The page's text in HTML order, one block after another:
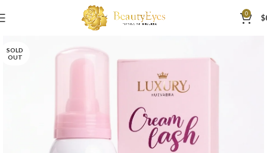
0 $
SOLD
OUT